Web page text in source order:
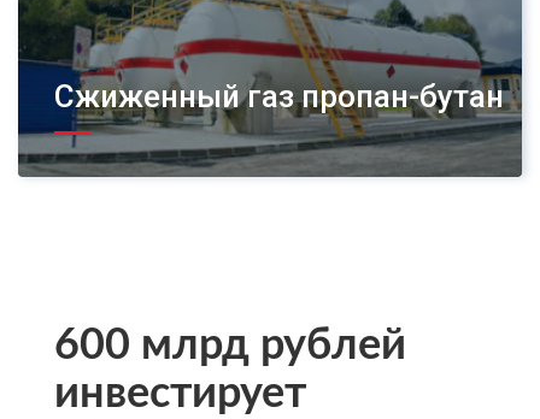
Сжиженный газ пропан-бутан
600 млрд рублей
инвестирует